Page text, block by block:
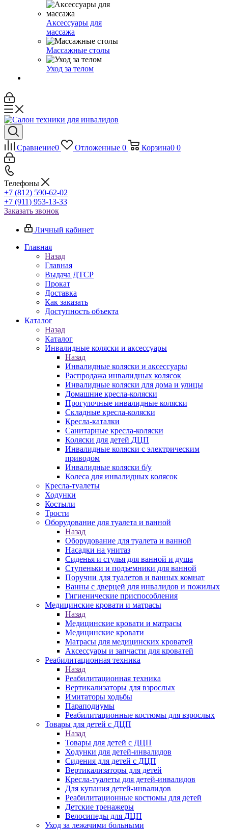
Аксессуары для
массажа
Массажные столы
Уход за телом
Сравнение0 Отложенные 0 Корзина0 0
Телефоны
+7 (812) 590-62-02
+7 (911) 953-13-33
Заказать звонок
Личный кабинет
Главная
Назад
Главная
Выдача ДТСР
Прокат
Доставка
Как заказать
Доступность объекта
Каталог
Назад
Каталог
Инвалидные коляски и аксессуары
Назад
Инвалидные коляски и аксессуары
Распродажа инвалидных колясок
Инвалидные коляски для дома и улицы
Домашние кресла-коляски
Прогулочные инвалидные коляски
Складные кресла-коляски
Кресла-каталки
Санитарные кресла-коляски
Коляски для детей ДЦП
Инвалидные коляски с электрическим
приводом
Инвалидные коляски б/у
Колеса для инвалидных колясок
Кресла-туалеты
Ходунки
Костыли
Трости
Оборудование для туалета и ванной
Назад
Оборудование для туалета и ванной
Насадки на унитаз
Сиденья и стулья для ванной и душа
Ступеньки и подъемники для ванной
Поручни для туалетов и ванных комнат
Ванны с дверцей для инвалидов и пожилых
Гигиенические приспособления
Медицинские кровати и матрасы
Назад
Медицинские кровати и матрасы
Медицинские кровати
Матрасы для медицинских кроватей
Аксессуары и запчасти для кроватей
Реабилитационная техника
Назад
Реабилитационная техника
Вертикализаторы для взрослых
Имитаторы ходьбы
Параподиумы
Реабилитационные костюмы для взрослых
Товары для детей с ДЦП
Назад
Товары для детей с ДЦП
Ходунки для детей-инвалидов
Сидения для детей с ДЦП
Вертикализаторы для детей
Кресла-туалеты для детей-инвалидов
Для купания детей-инвалидов
Реабилитационные костюмы для детей
Детские тренажеры
Велосипеды для ДЦП
Уход за лежачими больными